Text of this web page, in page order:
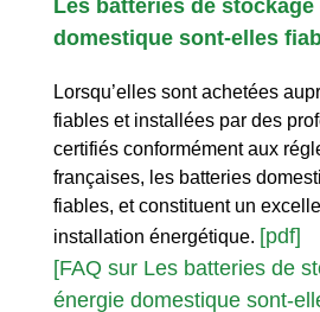
Les batteries de
domestique sont-elles
Lorsqu’elles sont achetées
fiables et installées par des
certifiés conformément aux
françaises, les batteries
fiables, et constituent un
installation énergétique. [pdf]
[FAQ sur Les batteries de
énergie domestique sont-